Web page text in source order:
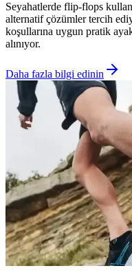
Seyahatlerde flip-flops
alternatif çözümler tercih
koşullarına uygun pratik
alınıyor.
Daha fazla bilgi edinin